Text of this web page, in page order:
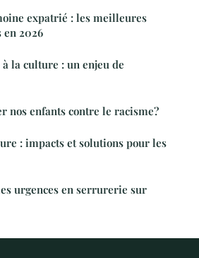
expatrié : les meilleures
en 2026
la culture : un enjeu de
nos enfants contre le racisme?
: impacts et solutions pour les
urgences en serrurerie sur